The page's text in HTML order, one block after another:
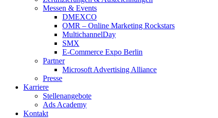
Messen & Events
DMEXCO
OMR – Online Marketing Rockstars
MultichannelDay
SMX
E-Commerce Expo Berlin
Partner
Microsoft Advertising Alliance
Presse
Karriere
Stellenangebote
Ads Academy
Kontakt